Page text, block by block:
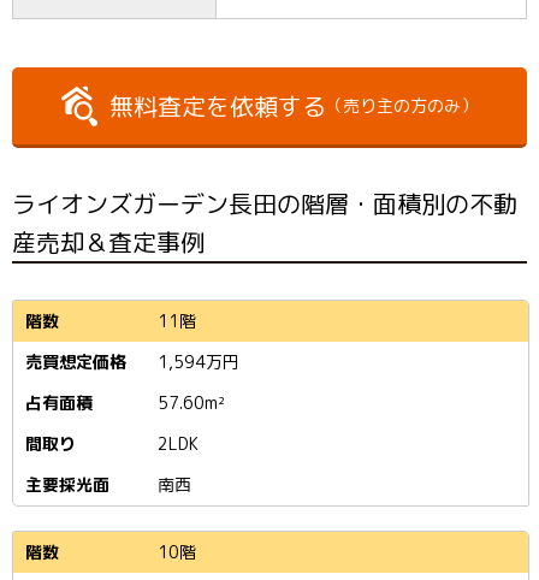
無料査定を依頼する （売り主の方のみ）
ライオンズガーデン長田の階層・面積別の不動
産売却＆査定事例
11階
1,594万円
57.60m²
2LDK
南西
10階